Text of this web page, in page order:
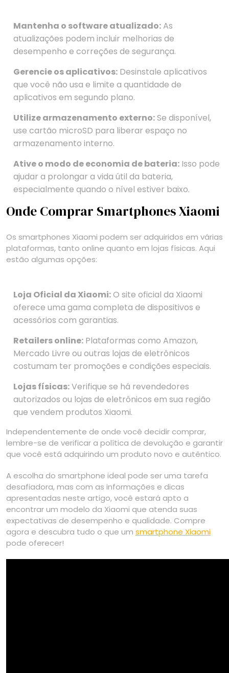
Mantenha o software atualizado:As
atualizações podem incluir melhorias de
desempenho e correções de segurança.
Gerencie os aplicativos: Desinstale aplicativos
que você não usa e limite a quantidade de
aplicativos em segundo plano.
Utilize armazenamento externo:Se disponível,
use cartão microSD para liberar espaço no
armazenamento interno.
Ative o modo de economia de bateria: Isso pode
ajudar a prolongar a vida útil da bateria,
especialmente quando o nível estiver baixo.
Onde Comprar Smartphones Xiaomi
Os smartphones Xiaomi podem ser adquiridos em várias
plataformas, tanto online quanto em lojas físicas. Aqui
estão algumas opções:
Loja Oficial da Xiaomi:O site oficial da Xiaomi
oferece uma gama completa de dispositivos e
acessórios com garantias.
Retailers online: Plataformas como Amazon,
Mercado Livre ou outras lojas de eletrônicos
costumam ter promoções e condições especiais.
Lojas físicas:Verifique se há revendedores
autorizados ou lojas de eletrônicos em sua região
que vendem produtos Xiaomi.
Independentemente de onde você decidir comprar,
lembre-se de verificar a política de devolução e garantir
que você está adquirindo um produto novo e autêntico.
A escolha do smartphone ideal pode ser uma tarefa
desafiadora, mas com as informações e dicas
apresentadas neste artigo, você estará apto a
encontrar um modelo da Xiaomi que atenda suas
expectativas de desempenho e qualidade. Compre
agora e descubra tudo o que um smartphone Xiaomi
pode oferecer!